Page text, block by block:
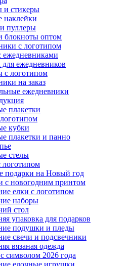
стикеры
наклейки
пуллеры
блокноты оптом
с логотипом
ежедневниками
для ежедневников
с логотипом
на заказ
ежедневники
плакетки
кубки
плакетки и панно
стелы
подарки на Новый год
с новогодним принтом
елки с логотипом
наборы
стол
упаковка для подарков
подушки и пледы
свечи и подсвечники
вязаная одежда
символом 2026 года
елочные игрушки